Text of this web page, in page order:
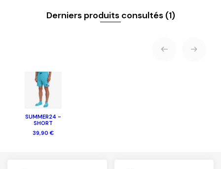
Derniers produits consultés (1)
SUMMER24 -
SHORT
39,90 €